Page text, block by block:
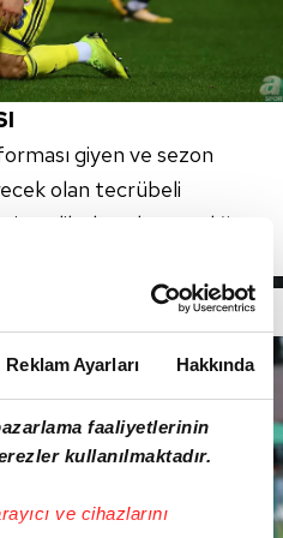
Reklam Ayarları Hakkında
faaliyetlerinin
kullanılmaktadır.
ve cihazlarını
giyen ve sezon
olan tecrübeli
anlaşamadığı